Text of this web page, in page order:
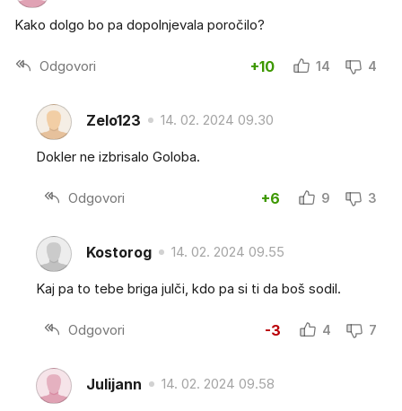
Kako dolgo bo pa dopolnjevala poročilo?
Odgovori +10 14 4
Zelo123 14. 02. 2024 09.30
Dokler ne izbrisalo Goloba.
Odgovori +6 9 3
Kostorog 14. 02. 2024 09.55
Kaj pa to tebe briga julči, kdo pa si ti da boš sodil.
Odgovori -3 4 7
Julijann 14. 02. 2024 09.58